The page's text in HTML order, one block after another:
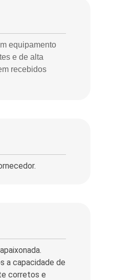
equipamento
e de alta
recebidos
a capacidade de
corretos e